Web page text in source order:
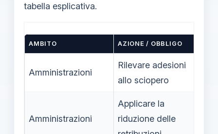
tabella esplicativa.
AMBITO AZIONE / OBBLIGO
Amministrazioni
Rilevare adesioni
allo sciopero
Amministrazioni
Applicare la
riduzione delle